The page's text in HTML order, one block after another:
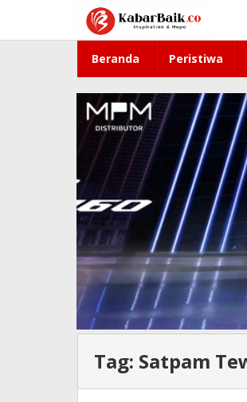
konten
Beranda Peristiwa
Tag: Satpam